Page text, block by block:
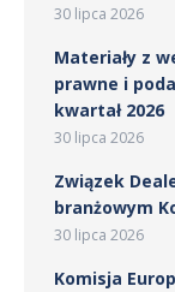
30 lipca 2026
Materiały z
prawne i
kwartał 2026
30 lipca 2026
Związek
branżowym
30 lipca 2026
Komisja